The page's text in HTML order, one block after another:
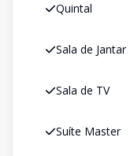
Quintal
Sala de Jantar
Sala de TV
Suíte Master